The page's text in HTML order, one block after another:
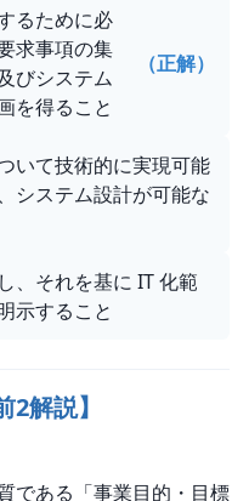
るために必
求事項の集
びシステム
を得ること
（正解）
いて技術的に実現可能
システム設計が可能な
、それを基に IT 化範
示すること
解説】
である「事業目的・目標